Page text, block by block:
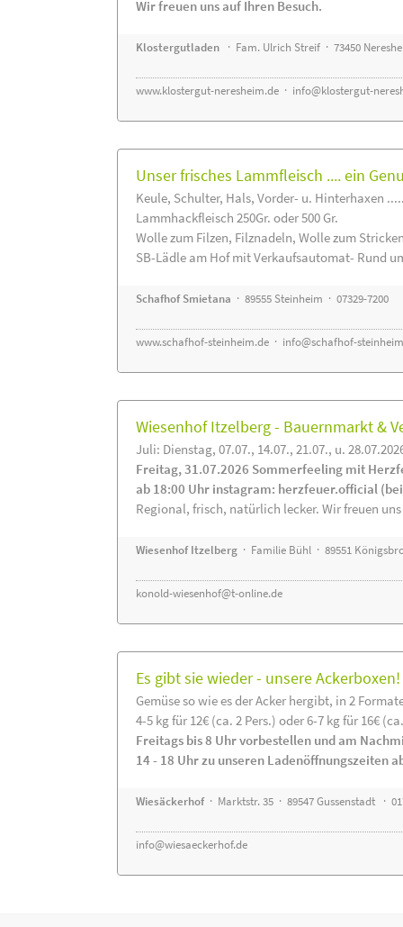
Wir freuen uns auf Ihren Besuch.
Klostergutladen · Fam. Ulrich Streif · 73450
www.klostergut-neresheim.de · info@klostergut-
Unser frisches Lammfleisch .... ein
Keule, Schulter, Hals, Vorder- u. Hinterhaxen
Lammhackfleisch 250Gr. oder 500 Gr.
Wolle zum Filzen, Filznadeln, Wolle zum
SB-Lädle am Hof mit Verkaufsautomat- Rund
Schafhof Smietana · 89555 Steinheim · 07329-7200
www.schafhof-steinheim.de · info@schafhof-
Wiesenhof Itzelberg - Bauernmarkt &
Juli: Dienstag, 07.07., 14.07., 21.07., u.
Freitag, 31.07.2026 Sommerfeeling mit
ab 18:00 Uhr instagram: herzfeuer.official
Regional, frisch, natürlich lecker. Wir freuen
Wiesenhof Itzelberg · Familie Bühl · 89551
konold-wiesenhof@t-online.de
Es gibt sie wieder - unsere Ackerboxen!
Gemüse so wie es der Acker hergibt, in 2
4-5 kg für 12€ (ca. 2 Pers.) oder 6-7 kg für 16€
Freitags bis 8 Uhr vorbestellen und am
14 - 18 Uhr zu unseren Ladenöffnungszeiten
Wiesäckerhof· Marktstr. 35 · 89547 Gussenstadt ·
info@wiesaeckerhof.de